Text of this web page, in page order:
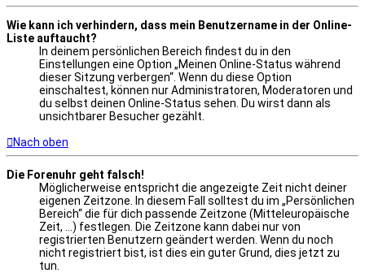
Wie kann ich verhindern, dass mein Benutzername in der Online-
Liste auftaucht?
In deinem persönlichen Bereich findest du in den
Einstellungen eine Option „Meinen Online-Status während
dieser Sitzung verbergen“. Wenn du diese Option
einschaltest, können nur Administratoren, Moderatoren und
du selbst deinen Online-Status sehen. Du wirst dann als
unsichtbarer Besucher gezählt.
Nach oben
Die Forenuhr geht falsch!
Möglicherweise entspricht die angezeigte Zeit nicht deiner
eigenen Zeitzone. In diesem Fall solltest du im „Persönlichen
Bereich“ die für dich passende Zeitzone (Mitteleuropäische
Zeit, ...) festlegen. Die Zeitzone kann dabei nur von
registrierten Benutzern geändert werden. Wenn du noch
nicht registriert bist, ist dies ein guter Grund, dies jetzt zu
tun.